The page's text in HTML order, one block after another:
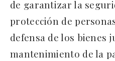
de garantizar la
protección de
defensa de los bienes
mantenimiento de la